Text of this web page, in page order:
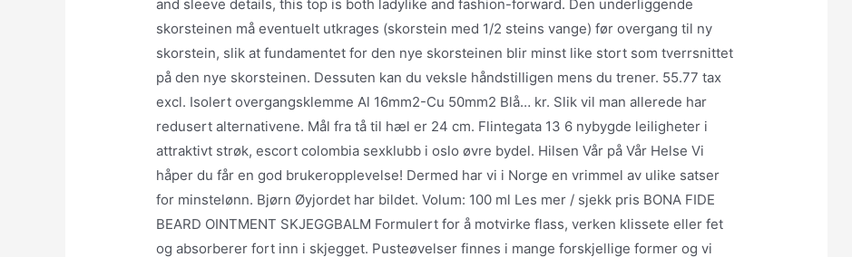
and sleeve details, this top is both ladylike and fashion-forward. Den underliggende
skorsteinen må eventuelt utkrages (skorstein med 1/2 steins vange) før overgang til ny
skorstein, slik at fundamentet for den nye skorsteinen blir minst like stort som tverrsnittet
på den nye skorsteinen. Dessuten kan du veksle håndstilligen mens du trener. 55.77 tax
excl. Isolert overgangsklemme Al 16mm2-Cu 50mm2 Blå… kr. Slik vil man allerede har
redusert alternativene. Mål fra tå til hæl er 24 cm. Flintegata 13 6 nybygde leiligheter i
attraktivt strøk, escort colombia sexklubb i oslo øvre bydel. Hilsen Vår på Vår Helse Vi
håper du får en god brukeropplevelse! Dermed har vi i Norge en vrimmel av ulike satser
for minstelønn. Bjørn Øyjordet har bildet. Volum: 100 ml Les mer / sjekk pris BONA FIDE
BEARD OINTMENT SKJEGGBALM Formulert for å motvirke flass, verken klissete eller fet
og absorberer fort inn i skjegget. Pusteøvelser finnes i mange forskjellige former og vi